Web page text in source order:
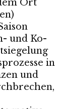
Ort
und Ko-
in
und